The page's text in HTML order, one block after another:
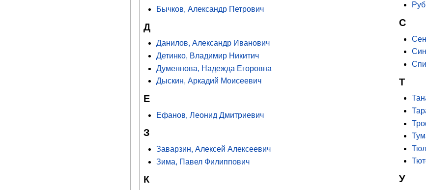
Бычков, Александр Петрович
Д
Данилов, Александр Иванович
Детинко, Владимир Никитич
Думеннова, Надежда Егоровна
Дыскин, Аркадий Моисеевич
Е
Ефанов, Леонид Дмитриевич
З
Заварзин, Алексей Алексеевич
Зима, Павел Филиппович
К
С
Т
У